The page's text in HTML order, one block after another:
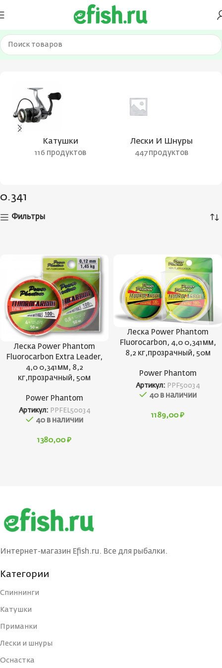
Главная Товар Толщина, мм 0.341
Катушки
116 продуктов
Лески И Шнуры
447 продуктов
0.341
Фильтры
Леска Power Phantom
Fluorocarbon Extra Leader,
4,0 0,341мм, 8,2
кг,прозрачный, 50м
Power Phantom
Артикул: PPFEL50034
40 в наличии
1380,00 ₽
Леска Power Phantom
Fluorocarbon, 4,0 0,341мм,
8,2 кг,прозрачный, 50м
Power Phantom
Артикул: PPF50034
40 в наличии
1189,00 ₽
Интернет-магазин Efish.ru. Все для рыбалки.
Категории
Спиннинги
Катушки
Приманки
Лески и шнуры
Оснастка